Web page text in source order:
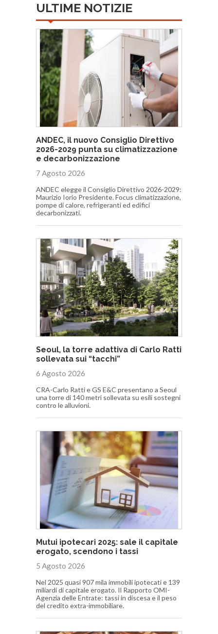
ULTIME NOTIZIE
ANDEC, il nuovo Consiglio Direttivo
2026-2029 punta su climatizzazione
e decarbonizzazione
7 Agosto 2026
ANDEC elegge il Consiglio Direttivo 2026-2029:
Maurizio Iorio Presidente. Focus climatizzazione,
pompe di calore, refrigeranti ed edifici
decarbonizzati.
Seoul, la torre adattiva di Carlo Ratti
sollevata sui “tacchi”
6 Agosto 2026
CRA-Carlo Ratti e GS E&C presentano a Seoul
una torre di 140 metri sollevata su esili sostegni
contro le alluvioni.
Mutui ipotecari 2025: sale il capitale
erogato, scendono i tassi
5 Agosto 2026
Nel 2025 quasi 907 mila immobili ipotecati e 139
miliardi di capitale erogato. Il Rapporto OMI-
Agenzia delle Entrate: tassi in discesa e il peso
del credito extra-immobiliare.